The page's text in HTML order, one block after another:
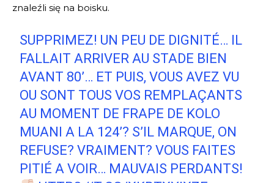
znaleźli się na boisku.
SUPPRIMEZ! UN PEU DE DIGNITÉ… IL
FALLAIT ARRIVER AU STADE BIEN
AVANT 80’… ET PUIS, VOUS AVEZ VU
OU SONT TOUS VOS REMPLAÇANTS
AU MOMENT DE FRAPE DE KOLO
MUANI A LA 124’? S’IL MARQUE, ON
REFUSE? VRAIMENT? VOUS FAITES
PITIÉ A VOIR… MAUVAIS PERDANTS!